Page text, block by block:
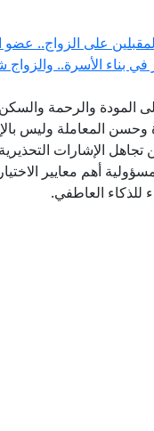
على الزواج..
في بناء الأسرة..
المودة والرحمة
وحسن المعاملة وليس
الإشارات
أهم معايير
للذكاء العاطفي.